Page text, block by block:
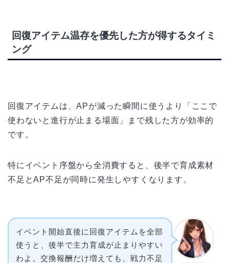
回復アイテム温存を優先した方が得するタイミ
ング
回復アイテムは、APが減った瞬間に使うより「ここで
使わないと進行が止まる場面」まで残した方が効率的
です。
特にイベント序盤から全消費すると、後半で育成素材
不足とAP不足が同時に発生しやすくなります。
イベント開始直後に回復アイテムを全部
使うと、後半で主力育成が止まりやすい
わよ。交換報酬だけ増えても、戦力不足